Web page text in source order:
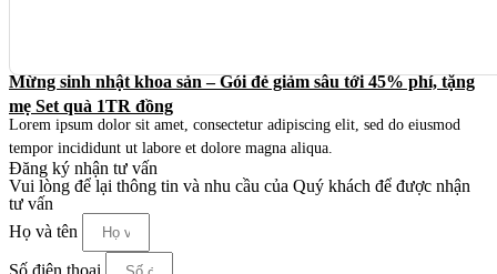
Mừng sinh nhật khoa sản – Gói đẻ giảm sâu tới 45% phí, tặng
mẹ Set quà 1TR đồng
Lorem ipsum dolor sit amet, consectetur adipiscing elit, sed do eiusmod
tempor incididunt ut labore et dolore magna aliqua.
Đăng ký nhận tư vấn
Vui lòng để lại thông tin và nhu cầu của Quý khách để được nhận
tư vấn
Họ và tên
Số điện thoại